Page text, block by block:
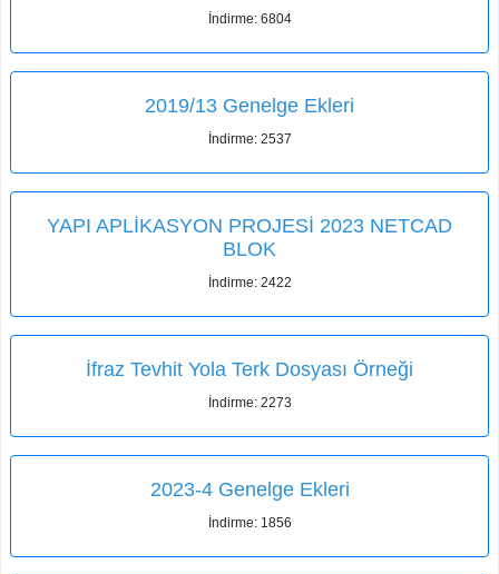
İndirme: 6804
2019/13 Genelge Ekleri
İndirme: 2537
YAPI APLİKASYON PROJESİ 2023 NETCAD
BLOK
İndirme: 2422
İfraz Tevhit Yola Terk Dosyası Örneği
İndirme: 2273
2023-4 Genelge Ekleri
İndirme: 1856